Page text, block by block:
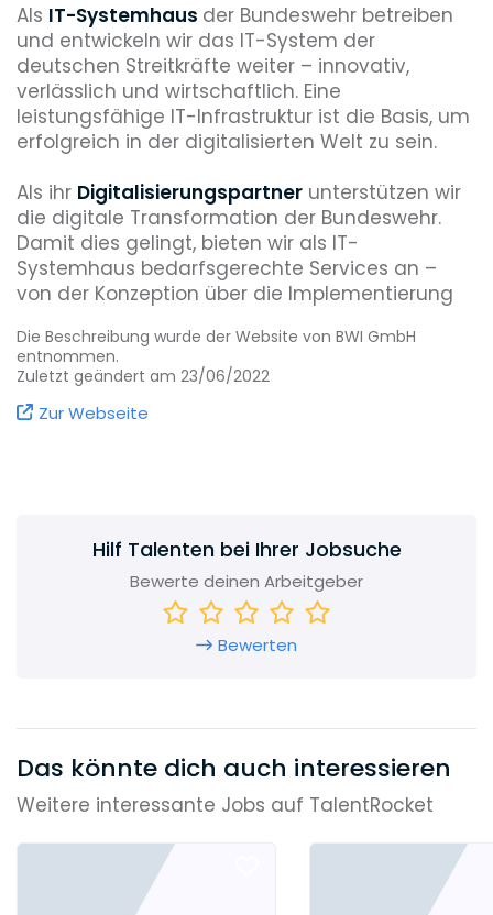
Als IT-Systemhaus der Bundeswehr betreiben
und entwickeln wir das IT-System der
deutschen Streitkräfte weiter – innovativ,
verlässlich und wirtschaftlich. Eine
leistungsfähige IT-Infrastruktur ist die Basis, um
erfolgreich in der digitalisierten Welt zu sein.
Als ihr Digitalisierungspartner unterstützen wir
die digitale Transformation der Bundeswehr.
Damit dies gelingt, bieten wir als IT-
Systemhaus bedarfsgerechte Services an –
von der Konzeption über die Implementierung
Support 24/7. So sorgen wir für die digitale
Zukunftsfähigkeit unseres Landes.
Erfahren Sie, wie wir für die Digitalisierung der
Unternehmensbroschüre
Die Beschreibung wurde der Website von BWI GmbH
entnommen.
Zuletzt geändert am 23/06/2022
Zur Webseite
Hilf Talenten bei Ihrer Jobsuche
Bewerte deinen Arbeitgeber
Bewerten
Das könnte dich auch interessieren
Weitere interessante Jobs auf TalentRocket